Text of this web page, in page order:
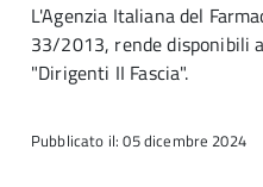
L'Agenzia Italiana del
33/2013, rende disponibili
"Dirigenti II Fascia".
Pubblicato il: 05 dicembre 2024